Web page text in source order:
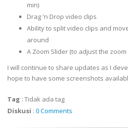
min)
Drag 'n Drop video clips
Ability to split video clips and
around
A Zoom Slider (to adjust the
I will continue to share updates as I
hope to have some screenshots
Tag : Tidak ada tag
Diskusi : 0 Comments